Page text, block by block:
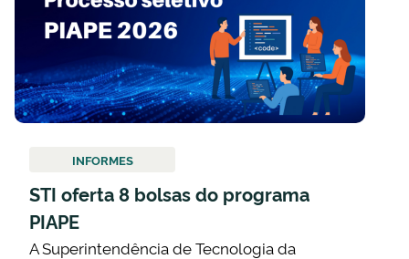
INFORMES
STI oferta 8 bolsas do programa
PIAPE
A Superintendência de Tecnologia da